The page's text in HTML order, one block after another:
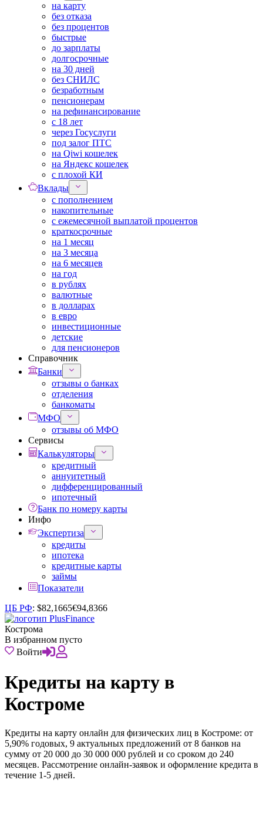
на карту
без отказа
без процентов
быстрые
до зарплаты
долгосрочные
на 30 дней
без СНИЛС
безработным
пенсионерам
на рефинансирование
с 18 лет
через Госуслуги
под залог ПТС
на Qiwi кошелек
на Яндекс кошелек
с плохой КИ
Вклады
с пополнением
накопительные
с ежемесячной выплатой процентов
краткосрочные
на 1 месяц
на 3 месяца
на 6 месяцев
на год
в рублях
валютные
в долларах
в евро
инвестиционные
детские
для пенсионеров
Справочник
Банки
отзывы о банках
отделения
банкоматы
МФО
отзывы об МФО
Сервисы
Калькуляторы
кредитный
аннуитетный
дифференцированный
ипотечный
Банк по номеру карты
Инфо
Экспертиза
кредиты
ипотека
кредитные карты
займы
Показатели
ЦБ РФ: $82,1665€94,8366
Кострома
В избранном пусто
Войти
Кредиты на карту в
Костроме
Кредиты на карту онлайн для физических лиц в Костроме: от
5,90% годовых, 9 актуальных предложений от 8 банков на
сумму от 20 000 до 30 000 000 рублей и со сроком до 240
месяцев. Рассмотрение онлайн-заявок и оформление кредита в
течение 1-5 дней.